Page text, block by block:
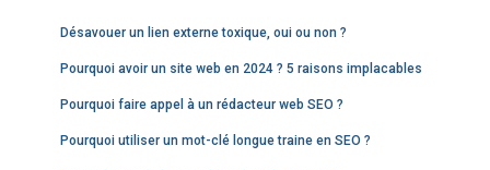
Désavouer un lien externe toxique, oui ou non ?
Pourquoi avoir un site web en 2024 ? 5 raisons implacables
Pourquoi faire appel à un rédacteur web SEO ?
Pourquoi utiliser un mot-clé longue traine en SEO ?